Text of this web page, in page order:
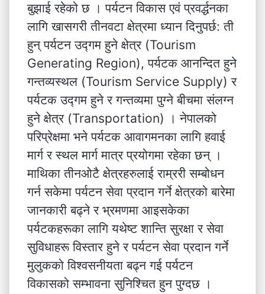
बुझाई रहेको छ । पर्यटन विकास एवं प्रवर्द्धनका
लागि खासगरी तीनवटा क्षेत्रमा ध्यान दिनुपर्छ: ती
हुन् पर्यटन उद्गम हुने क्षेत्र (Tourism
Generating Region), पर्यटक आनन्दित हुने
गन्तव्यस्थल (Tourism Service Supply) र
पर्यटक उद्गम हुने र गन्तव्यमा पुग्ने बीचमा संलग्न
हुने क्षेत्र (Transportation) । नेपालको
परिप्रेक्षमा भने पर्यटक आवागमनका लागि हवाई
मार्ग र स्थल मार्ग मात्र प्रयोगमा रहेका छन् ।
माथिका तीनओटै क्षेत्रहरुलाई राम्ररी सम्बोधन
गर्न सकेमा पर्यटन सेवा प्रदान गर्ने क्षेत्रको बारेमा
जानकारी बढ्ने र भ्रमणमा आइसकेका
पर्यटकहरूका लागि यथेष्ट शान्ति सुरक्षा र सेवा
सुविधाहरू विस्तार हुने र पर्यटन सेवा प्रदान गर्ने
मुलुकको विश्वसनीयता बढ्न गई पर्यटन
विकासको सम्भावना सुनिश्चित हुन पुग्दछ ।